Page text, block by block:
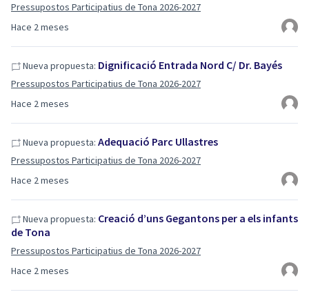
Hace 2 meses
Pressupostos Participatius de Tona 2026-2027
Hace 2 meses
Nueva propuesta: Dignificació Entrada Nord C/ Dr. Bayés
Pressupostos Participatius de Tona 2026-2027
Hace 2 meses
Nueva propuesta: Adequació Parc Ullastres
Pressupostos Participatius de Tona 2026-2027
Hace 2 meses
Nueva propuesta: Creació d’uns Gegantons per a els infants
de Tona
Pressupostos Participatius de Tona 2026-2027